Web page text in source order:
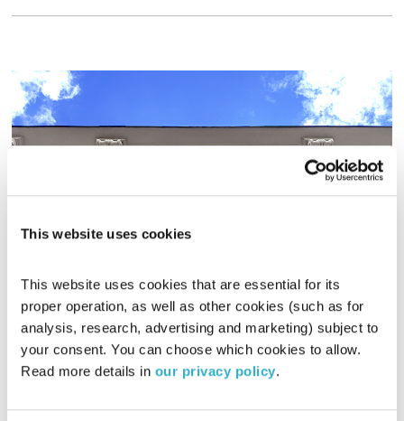
This website uses cookies
This website uses cookies that are essential for its
proper operation, as well as other cookies (such as for
analysis, research, advertising and marketing) subject to
your consent. You can choose which cookies to allow.
Read more details in our privacy policy.
אחת ששומעת – 1.8.19
אחת ששומעת
אליענה בן דוד
01.08.19
01:59:59
הרבה גיטרות בתוכנית היום, הרבה שירים שכדאי מאד להקשיב גם